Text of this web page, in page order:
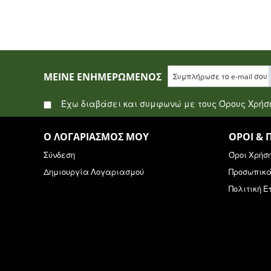
ΜΕΊΝΕ ΕΝΗΜΕΡΩΜΈΝΟΣ
Έχω διαβάσει και συμφωνώ με τους Όρους
Ο ΛΟΓΑΡΙΑΣΜΌΣ ΜΟΥ
Σύνδεση
Δημιουργία Λογαριασμού
ΌΡΟΙ &
Όροι
Πολιτική